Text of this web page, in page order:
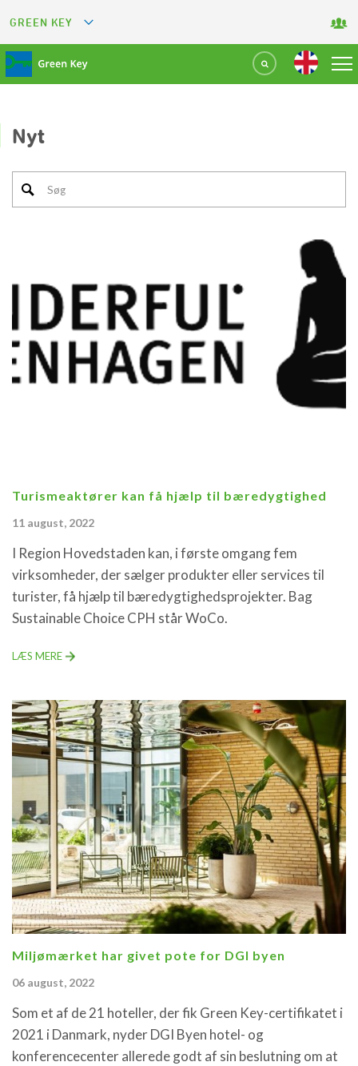
GREEN KEY
GREEN RESTAURANT
GREEN SPORT FACILITY
GREEN TOURISM ORGANIZATION
Nyt
Turismeaktører kan få hjælp til bæredygtighed
11 august, 2022
I Region Hovedstaden kan, i første omgang fem
virksomheder, der sælger produkter eller services til
turister, få hjælp til bæredygtighedsprojekter. Bag
Sustainable Choice CPH står WoCo.
LÆS MERE
Miljømærket har givet pote for DGI byen
06 august, 2022
Som et af de 21 hoteller, der fik Green Key-certifikatet i
2021 i Danmark, nyder DGI Byen hotel- og
konferencecenter allerede godt af sin beslutning om at